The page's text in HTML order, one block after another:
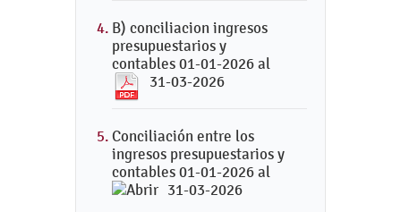
B) conciliacion ingresos
presupuestarios y
contables 01-01-2026 al
31-03-2026
Conciliación entre los
ingresos presupuestarios y
contables 01-01-2026 al
31-03-2026